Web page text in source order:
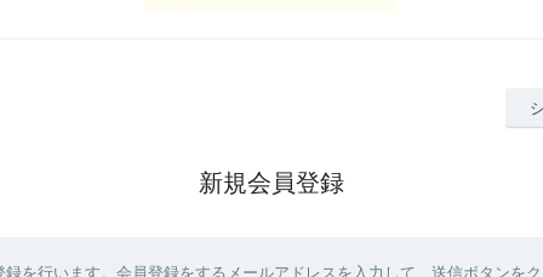
新規会員登録
を行います。会員登録をするメールアドレスを入力して、送信ボタンをク